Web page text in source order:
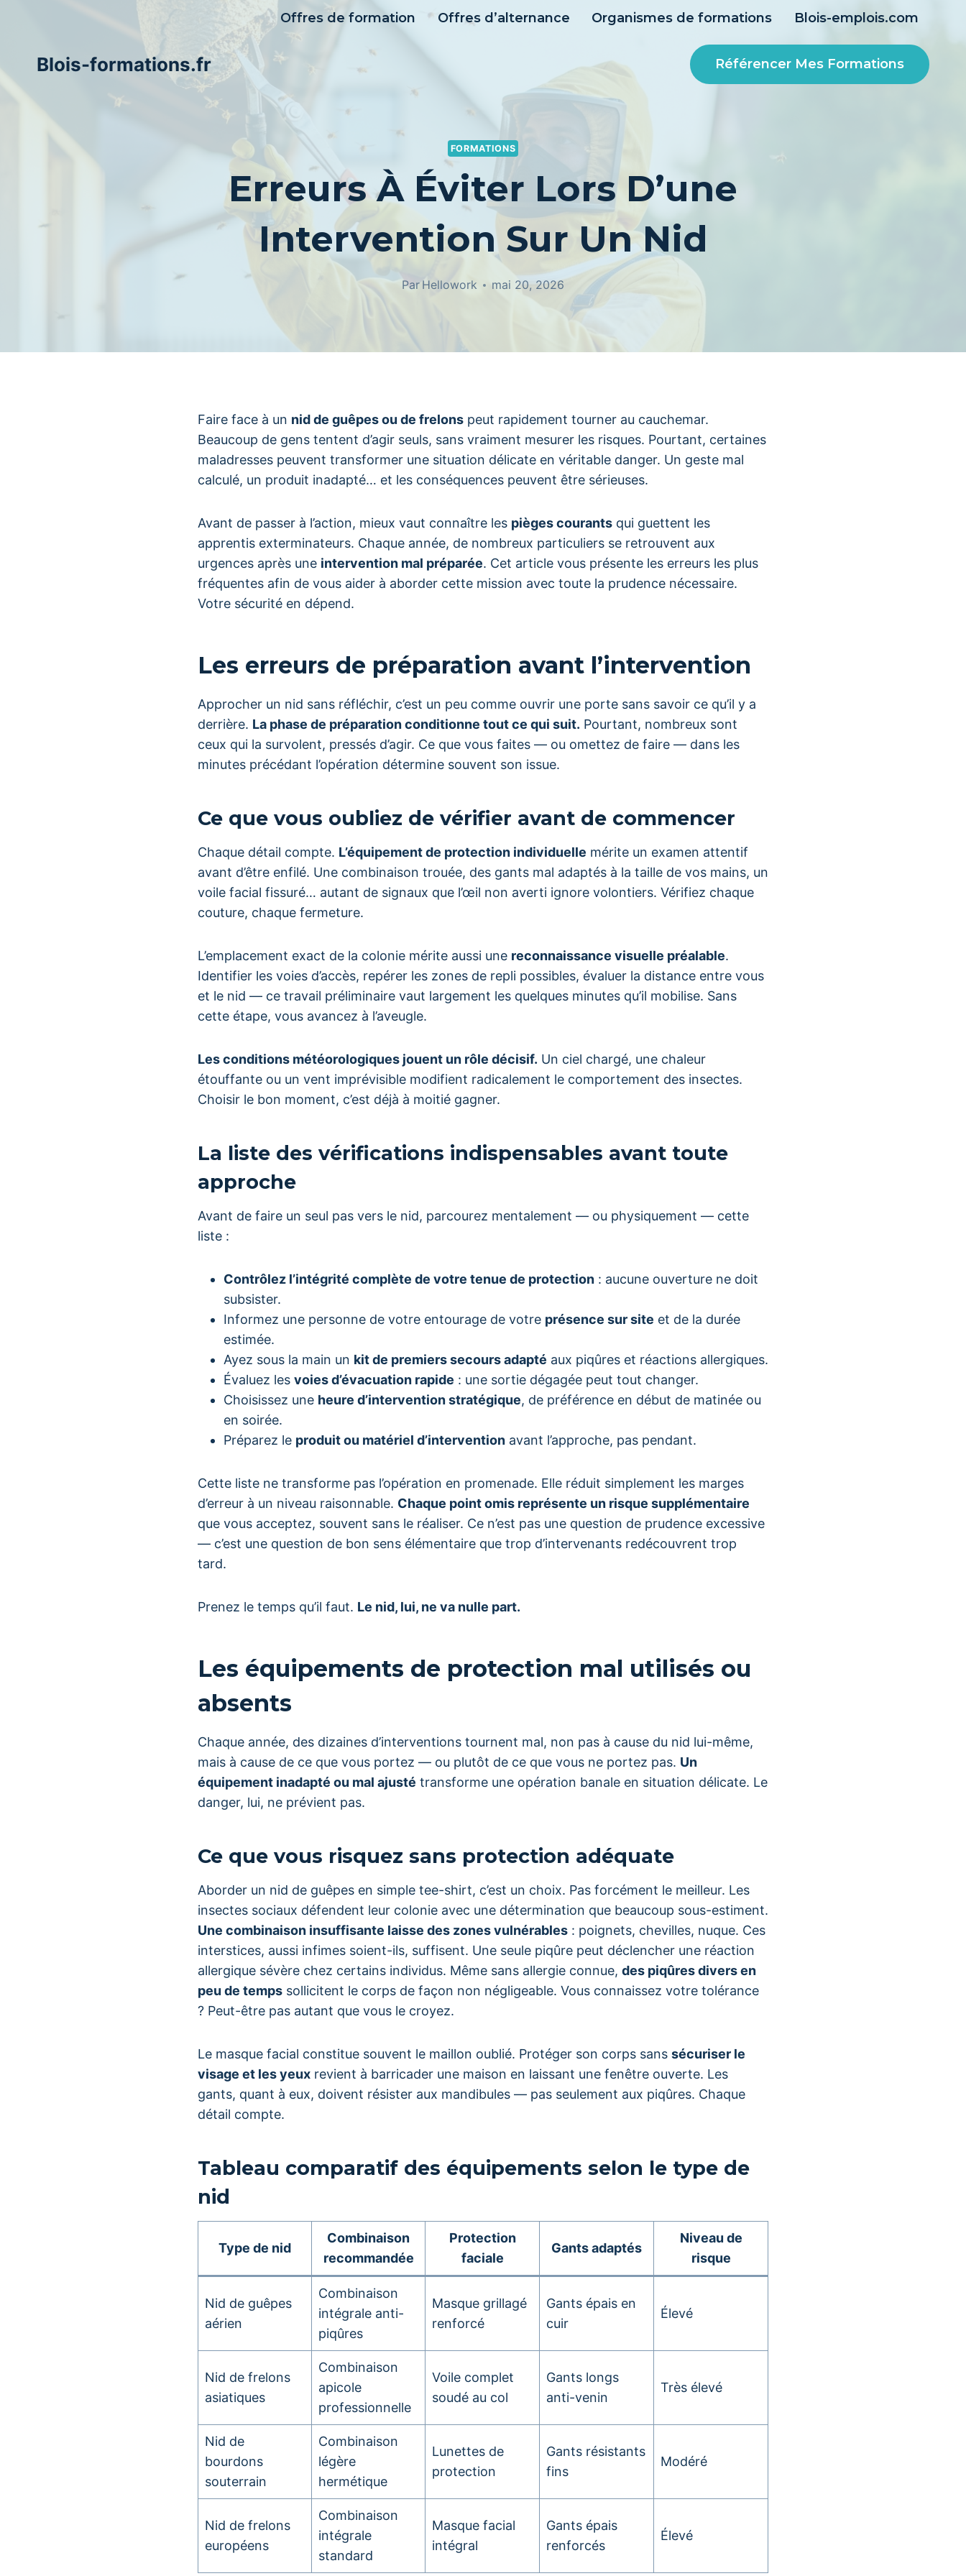
Offres de formation Offres d’alternance Organismes de formations Blois-emplois.com
Blois-formations.fr Référencer Mes Formations
FORMATIONS
Erreurs À Éviter Lors D’une
Intervention Sur Un Nid
Par Hellowork mai 20, 2026
Faire face à un nid de guêpes ou de frelons peut rapidement tourner au cauchemar.
Beaucoup de gens tentent d’agir seuls, sans vraiment mesurer les risques. Pourtant, certaines
maladresses peuvent transformer une situation délicate en véritable danger. Un geste mal
calculé, un produit inadapté… et les conséquences peuvent être sérieuses.
Avant de passer à l’action, mieux vaut connaître les pièges courants qui guettent les
apprentis exterminateurs. Chaque année, de nombreux particuliers se retrouvent aux
urgences après une intervention mal préparée. Cet article vous présente les erreurs les plus
fréquentes afin de vous aider à aborder cette mission avec toute la prudence nécessaire.
Votre sécurité en dépend.
Les erreurs de préparation avant l’intervention
Approcher un nid sans réfléchir, c’est un peu comme ouvrir une porte sans savoir ce qu’il y a
derrière. La phase de préparation conditionne tout ce qui suit. Pourtant, nombreux sont
ceux qui la survolent, pressés d’agir. Ce que vous faites — ou omettez de faire — dans les
minutes précédant l’opération détermine souvent son issue.
Ce que vous oubliez de vérifier avant de commencer
Chaque détail compte. L’équipement de protection individuelle mérite un examen attentif
avant d’être enfilé. Une combinaison trouée, des gants mal adaptés à la taille de vos mains, un
voile facial fissuré… autant de signaux que l’œil non averti ignore volontiers. Vérifiez chaque
couture, chaque fermeture.
L’emplacement exact de la colonie mérite aussi une reconnaissance visuelle préalable.
Identifier les voies d’accès, repérer les zones de repli possibles, évaluer la distance entre vous
et le nid — ce travail préliminaire vaut largement les quelques minutes qu’il mobilise. Sans
cette étape, vous avancez à l’aveugle.
Les conditions météorologiques jouent un rôle décisif. Un ciel chargé, une chaleur
étouffante ou un vent imprévisible modifient radicalement le comportement des insectes.
Choisir le bon moment, c’est déjà à moitié gagner.
La liste des vérifications indispensables avant toute
approche
Avant de faire un seul pas vers le nid, parcourez mentalement — ou physiquement — cette
liste :
Contrôlez l’intégrité complète de votre tenue de protection : aucune ouverture ne doit
subsister.
Informez une personne de votre entourage de votre présence sur site et de la durée
estimée.
Ayez sous la main un kit de premiers secours adapté aux piqûres et réactions allergiques.
Évaluez les voies d’évacuation rapide : une sortie dégagée peut tout changer.
Choisissez une heure d’intervention stratégique, de préférence en début de matinée ou
en soirée.
Préparez le produit ou matériel d’intervention avant l’approche, pas pendant.
Cette liste ne transforme pas l’opération en promenade. Elle réduit simplement les marges
d’erreur à un niveau raisonnable. Chaque point omis représente un risque supplémentaire
que vous acceptez, souvent sans le réaliser. Ce n’est pas une question de prudence excessive
— c’est une question de bon sens élémentaire que trop d’intervenants redécouvrent trop
tard.
Prenez le temps qu’il faut. Le nid, lui, ne va nulle part.
Les équipements de protection mal utilisés ou
absents
Chaque année, des dizaines d’interventions tournent mal, non pas à cause du nid lui-même,
mais à cause de ce que vous portez — ou plutôt de ce que vous ne portez pas. Un
équipement inadapté ou mal ajusté transforme une opération banale en situation délicate. Le
danger, lui, ne prévient pas.
Ce que vous risquez sans protection adéquate
Aborder un nid de guêpes en simple tee-shirt, c’est un choix. Pas forcément le meilleur. Les
insectes sociaux défendent leur colonie avec une détermination que beaucoup sous-estiment.
Une combinaison insuffisante laisse des zones vulnérables : poignets, chevilles, nuque. Ces
interstices, aussi infimes soient-ils, suffisent. Une seule piqûre peut déclencher une réaction
allergique sévère chez certains individus. Même sans allergie connue, des piqûres divers en
peu de temps sollicitent le corps de façon non négligeable. Vous connaissez votre tolérance
? Peut-être pas autant que vous le croyez.
Le masque facial constitue souvent le maillon oublié. Protéger son corps sans sécuriser le
visage et les yeux revient à barricader une maison en laissant une fenêtre ouverte. Les
gants, quant à eux, doivent résister aux mandibules — pas seulement aux piqûres. Chaque
détail compte.
Tableau comparatif des équipements selon le type de
nid
Type de nid
Combinaison
recommandée
Protection
faciale
Gants adaptés
Niveau de
risque
Nid de guêpes
aérien
Combinaison
intégrale anti-
piqûres
Masque grillagé
renforcé
Gants épais en
cuir
Élevé
Nid de frelons
asiatiques
Combinaison
apicole
professionnelle
Voile complet
soudé au col
Gants longs
anti-venin
Très élevé
Nid de
bourdons
souterrain
Combinaison
légère
hermétique
Lunettes de
protection
Gants résistants
fins
Modéré
Nid de frelons
européens
Combinaison
intégrale
standard
Masque facial
intégral
Gants épais
renforcés
Élevé